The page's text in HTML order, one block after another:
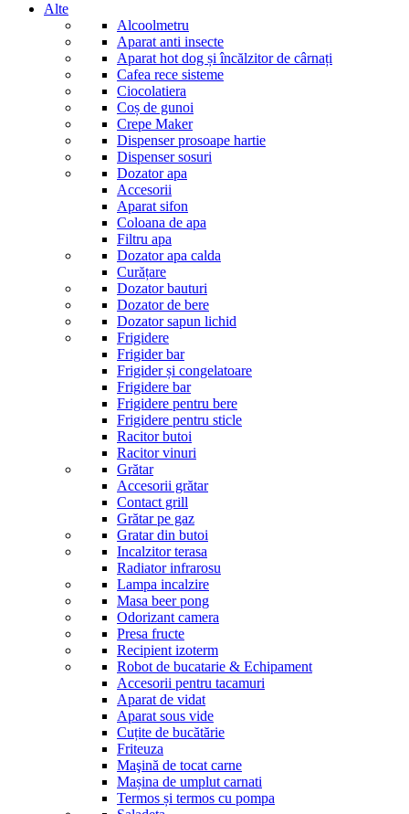
Alte
Alcoolmetru
Aparat anti insecte
Aparat hot dog și încălzitor de cârnați
Cafea rece sisteme
Ciocolatiera
Coș de gunoi
Crepe Maker
Dispenser prosoape hartie
Dispenser sosuri
Dozator apa
Accesorii
Aparat sifon
Coloana de apa
Filtru apa
Dozator apa calda
Curățare
Dozator bauturi
Dozator de bere
Dozator sapun lichid
Frigidere
Frigider bar
Frigider și congelatoare
Frigidere bar
Frigidere pentru bere
Frigidere pentru sticle
Racitor butoi
Racitor vinuri
Grătar
Accesorii grătar
Contact grill
Grătar pe gaz
Gratar din butoi
Incalzitor terasa
Radiator infrarosu
Lampa incalzire
Masa beer pong
Odorizant camera
Presa fructe
Recipient izoterm
Robot de bucatarie & Echipament
Accesorii pentru tacamuri
Aparat de vidat
Aparat sous vide
Cuțite de bucătărie
Friteuza
Maşină de tocat carne
Mașina de umplut carnati
Termos și termos cu pompa